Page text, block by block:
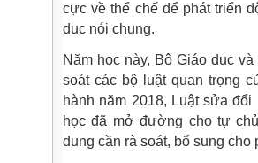
cực về thể chế để phát triển
dục nói chung.
Năm học này, Bộ Giáo dục
soát các bộ luật quan trọng
hành năm 2018, Luật sửa
học đã mở đường cho tự
dung cần rà soát, bổ sung